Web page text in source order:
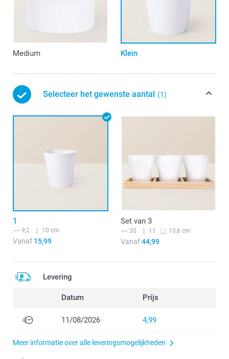
Medium Klein
Selecteer het gewenste aantal (1)
1
9,2 10 cm
Vanaf 15,99
Set van 3
30 11 10,6 cm
Vanaf44,99
Levering
Datum Prijs
11/08/2026 4,99
Meer informatie over alle leveringsmogelijkheden